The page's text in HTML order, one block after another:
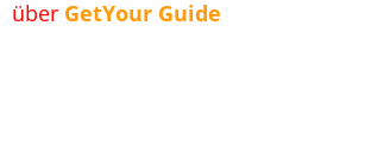
über GetYour Guide